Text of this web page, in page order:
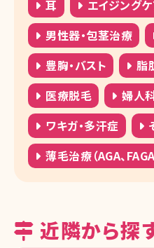
耳 エイジング
男性器・包茎治療
豊胸・バスト
脂
医療脱毛
婦人
ワキガ・多汗症
薄毛治療（AGA、FAGA
近隣から探